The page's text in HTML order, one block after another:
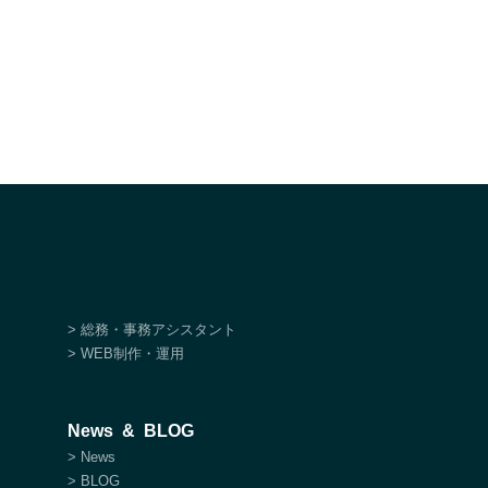
> 総務・事務アシスタント
> WEB制作・運用
News & BLOG
> News
> BLOG